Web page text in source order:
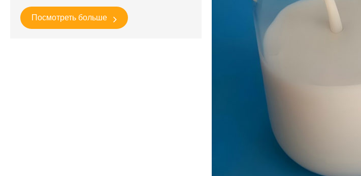
Посмотреть больше